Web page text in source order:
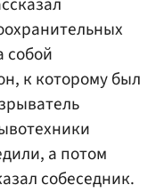
собой
к которому был
а потом
собеседник.